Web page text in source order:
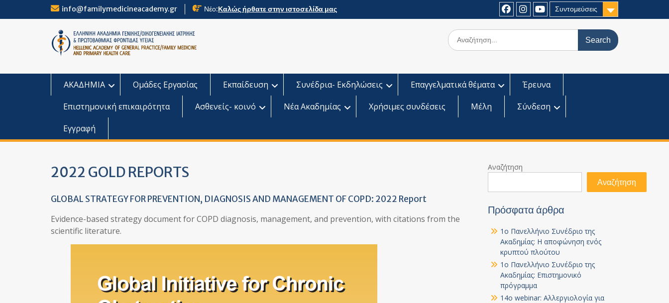
info@familymedicineacademy.gr Νέο:Καλώς ήρθατε στην ιστοσελίδα μας
Συντομεύσεις
FacebookInstagram
Youtube
Search
for:
ΑΚΑΔΗΜΙΑ Ομάδες Εργασίας Εκπαίδευση Συνέδρια- Εκδηλώσεις Επαγγελματικά θέματα
Έρευνα
Επιστημονική επικαιρότητα
Ασθενείς- κοινό Νέα Ακαδημίας Χρήσιμες συνδέσεις Μέλη
Σύνδεση
Εγγραφή
2022 GOLD REPORTS
GLOBAL STRATEGY FOR PREVENTION, DIAGNOSIS AND MANAGEMENT OF COPD: 2022 Report
Evidence-based strategy document for COPD diagnosis, management, and prevention, with citations from the
scientific literature.
Αναζήτηση
Αναζήτηση
Πρόσφατα άρθρα
1ο Πανελλήνιο Συνέδριο της
Ακαδημίας: Η αποφώνηση ενός
κρυπτού πλούτου
1ο Πανελλήνιο Συνέδριο της
Ακαδημίας: Επιστημονικό
πρόγραμμα
14ο webinar: Αλλεργιολογία για